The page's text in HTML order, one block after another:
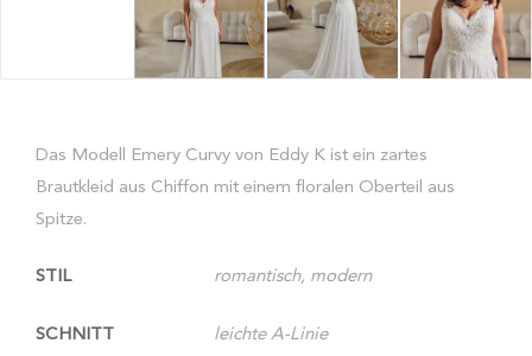
Das Modell Emery Curvy von Eddy K ist ein zartes
Brautkleid aus Chiffon mit einem floralen Oberteil aus
Spitze.
STIL romantisch, modern
SCHNITT leichte A-Linie